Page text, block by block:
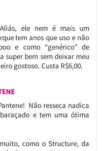
ele nem é mais um
tem anos que uso e não
e como “genérico” de
super bem sem deixar meu
gostoso. Custa R$6,00.
Não resseca nadica
e tem uma ótima
como o Structure, da